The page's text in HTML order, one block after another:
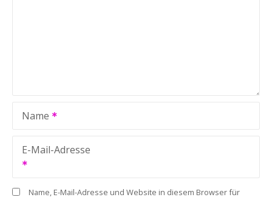
Name
E-Mail-Adresse
Name, E-Mail-Adresse und Website in diesem Browser für